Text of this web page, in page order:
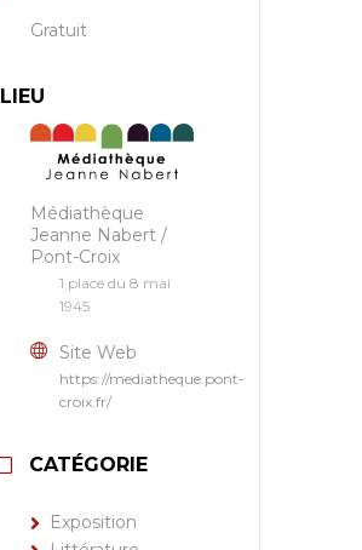
Gratuit
LIEU
Médiathèque
Jeanne Nabert /
Pont-Croix
1 place du 8 mai
1945
Site Web
https://mediatheque.pont-
croix.fr/
CATÉGORIE
Exposition